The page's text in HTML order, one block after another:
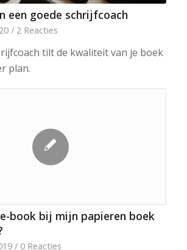
een goede schrijfcoach
/ 2 Reacties
tilt de kwaliteit van je boek
plan.
book bij mijn papieren boek
/ 0 Reacties